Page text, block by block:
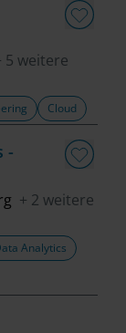
5 weitere
Cloud
-
+ 2 weitere
Analytics